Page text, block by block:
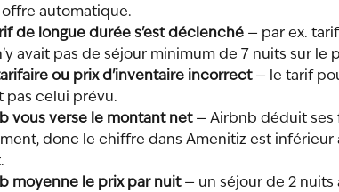
automatique.
de longue durée s'est déclenché — par ex.
avait pas de séjour minimum de 7 nuits sur le
ou prix d'inventaire incorrect — le tarif
pas celui prévu.
vous verse le montant net — Airbnb déduit ses
donc le chiffre dans Amenitiz est inférieur
moyenne le prix par nuit — un séjour de 2 nuits